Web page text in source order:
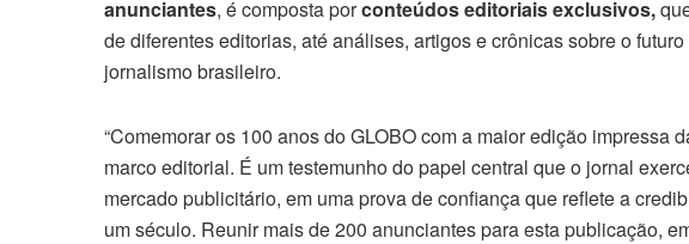
anunciantes, é composta porconteúdos editoriais exclusivos,
de diferentes editorias, até análises, artigos e crônicas sobre o
jornalismo brasileiro.
“Comemorar os 100 anos do GLOBO com a maior edição impressa
marco editorial. É um testemunho do papel central que o jornal
mercado publicitário, em uma prova de confiança que reflete a
um século. Reunir mais de 200 anunciantes para esta publicação,